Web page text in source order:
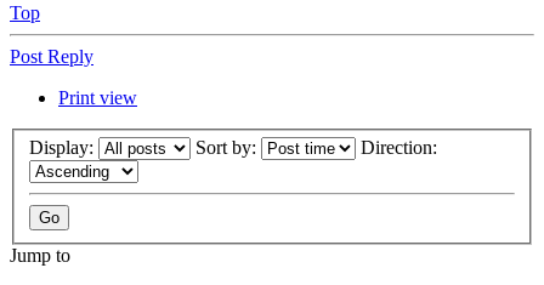
Top
Post Reply
Print view
Display: Sort by: Direction:
Jump to